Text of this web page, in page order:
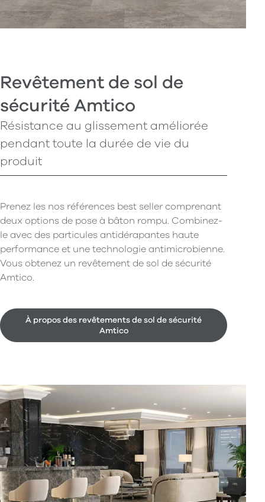
Revêtement de sol de
sécurité Amtico
Résistance au glissement améliorée
pendant toute la durée de vie du
produit
Prenez les nos références best seller comprenant
deux options de pose à bâton rompu. Combinez-
le avec des particules antidérapantes haute
performance et une technologie antimicrobienne.
Vous obtenez un revêtement de sol de sécurité
Amtico.
À propos des revêtements de sol de sécurité
Amtico